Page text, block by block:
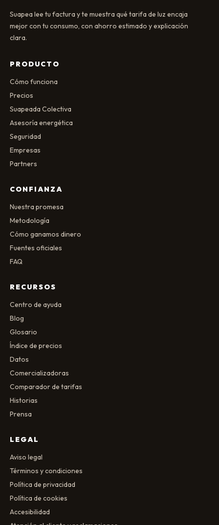
Suapea lee tu factura y te muestra qué tarifa de luz encaja
mejor con tu consumo, con ahorro estimado y explicación
clara.
PRODUCTO
Cómo funciona
Precios
Suapeada Colectiva
Asesoría energética
Seguridad
Empresas
Partners
CONFIANZA
Nuestra promesa
Metodología
Cómo ganamos dinero
Fuentes oficiales
FAQ
RECURSOS
Centro de ayuda
Blog
Glosario
Índice de precios
Datos
Comercializadoras
Comparador de tarifas
Historias
Prensa
LEGAL
Aviso legal
Términos y condiciones
Política de privacidad
Política de cookies
Accesibilidad